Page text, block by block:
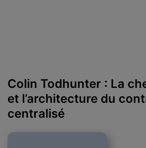
Colin Todhunter : La
et l’architecture du
centralisé